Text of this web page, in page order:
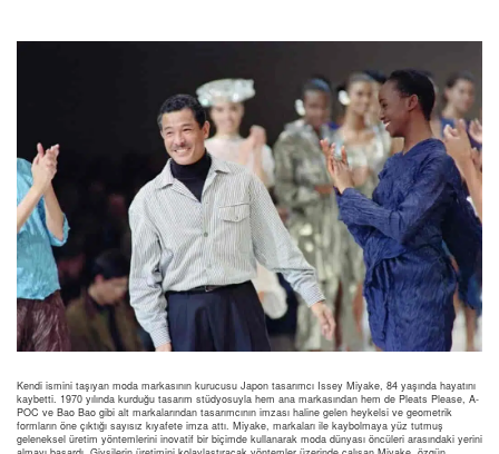
Kendi ismini taşıyan moda markasının kurucusu Japon tasarımcı Issey Miyake, 84 yaşında hayatını
kaybetti. 1970 yılında kurduğu tasarım stüdyosuyla hem ana markasından hem de Pleats Please, A-
POC ve Bao Bao gibi alt markalarından tasarımcının imzası haline gelen heykelsi ve geometrik
formların öne çıktığı sayısız kıyafete imza attı. Miyake, markaları ile kaybolmaya yüz tutmuş
geleneksel üretim yöntemlerini inovatif bir biçimde kullanarak moda dünyası öncüleri arasındaki yerini